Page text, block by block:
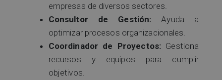
empresas de diversos sectores.
Consultor de Gestión: Ayuda a
optimizar procesos organizacionales.
Coordinador de Proyectos:Gestiona
recursos y equipos para cumplir
objetivos.